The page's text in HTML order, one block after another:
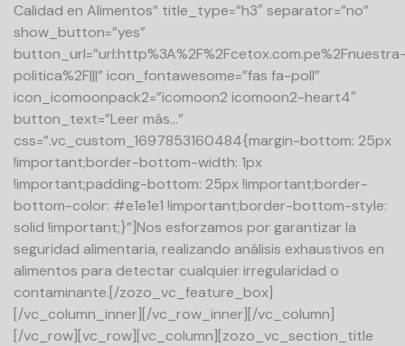
Calidad en Alimentos” title_type=”h3″ separator=”no”
show_button=”yes”
politica%2F|||” icon_fontawesome=”fas fa-poll”
icon_icomoonpack2=”icomoon2 icomoon2-heart4″
button_text=”Leer más…”
css=”.vc_custom_1697853160484{margin-bottom: 25px
!important;border-bottom-width: 1px
!important;padding-bottom: 25px !important;border-
bottom-color: #e1e1e1 !important;border-bottom-style:
solid !important;}”]Nos esforzamos por garantizar la
seguridad alimentaria, realizando análisis exhaustivos en
alimentos para detectar cualquier irregularidad o
contaminante.[/zozo_vc_feature_box]
[/vc_column_inner][/vc_row_inner][/vc_column]
[/vc_row][vc_row][vc_column][zozo_vc_section_title